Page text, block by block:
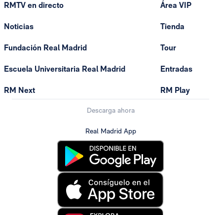
RMTV en directo
Noticias
Fundación Real Madrid
Escuela Universitaria Real Madrid
RM Next
Área VIP
Tienda
Tour
Entradas
RM Play
Descarga ahora
Real Madrid App